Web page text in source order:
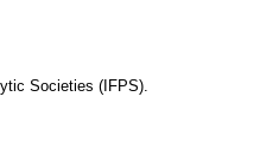
Societies (IFPS).